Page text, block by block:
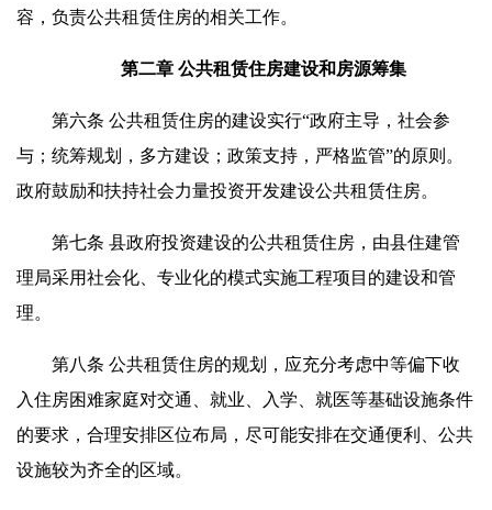
容，负责公共租赁住房的相关工作。
第二章 公共租赁住房建设和房源筹集
第六条 公共租赁住房的建设实行“政府主导，社会参
与；统筹规划，多方建设；政策支持，严格监管”的原则。
政府鼓励和扶持社会力量投资开发建设公共租赁住房。
第七条 县政府投资建设的公共租赁住房，由县住建管
理局采用社会化、专业化的模式实施工程项目的建设和管
理。
第八条 公共租赁住房的规划，应充分考虑中等偏下收
入住房困难家庭对交通、就业、入学、就医等基础设施条件
的要求，合理安排区位布局，尽可能安排在交通便利、公共
设施较为齐全的区域。